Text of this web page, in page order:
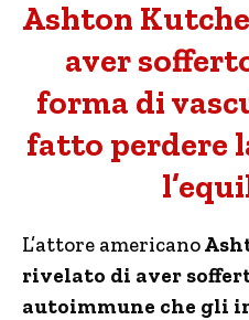
Ashton
aver
forma di
fatto perdere
L’attore americano
rivelato di aver
autoimmune che gli